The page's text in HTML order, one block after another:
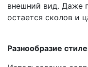
внешний вид. Даже
остается сколов и
Разнообразие